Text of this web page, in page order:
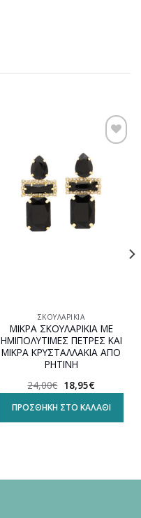
Προσθήκη
στη
wishlist
ΣΚΟΥΛΑΡΊΚΙΑ
ΜΙΚΡΑ ΣΚΟΥΛΑΡΙΚΙΑ ΜΕ
ΗΜΙΠΟΛΥΤΙΜΕΣ ΠΕΤΡΕΣ ΚΑΙ
ΜΙΚΡΑ ΚΡΥΣΤΑΛΛΑΚΙΑ ΑΠΟ
ΡΗΤΙΝΗ
24,00€ Original
price
was:
24,00€.
18,95€Η
τρέχουσα
τιμή
είναι:
18,95€.
ΠΡΟΣΘΉΚΗ ΣΤΟ ΚΑΛΆΘΙ